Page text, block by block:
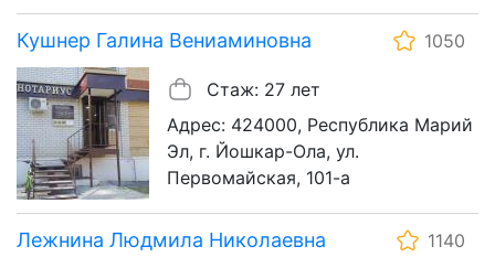
Кушнер Галина Вениаминовна 1050
Стаж: 27 лет
Адрес: 424000, Республика Марий
Эл, г. Йошкар-Ола, ул.
Первомайская, 101-а
Лежнина Людмила Николаевна
1140